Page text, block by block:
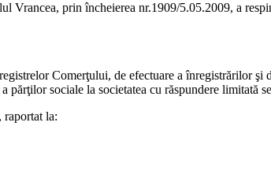
prin încheierea nr.1909/5.05.2009, a
Comerţului, de efectuare a înregistrărilor
sociale la societatea cu răspundere
raportat la: